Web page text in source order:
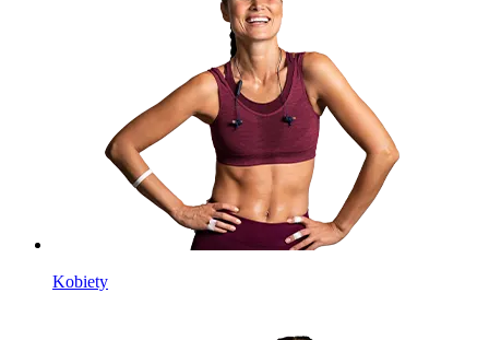
Kobiety